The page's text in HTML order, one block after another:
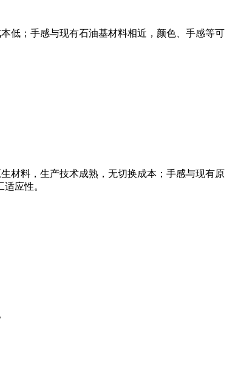
低；手感与现有石油基材料相近，颜色、手感等可
材料，生产技术成熟，无切换成本；手感与现有原
应性。